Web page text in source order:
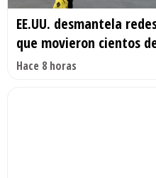
EE.UU. desmantela
que movieron cientos
Hace 8 horas